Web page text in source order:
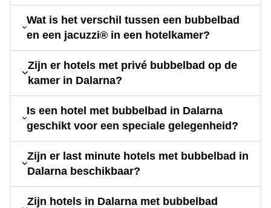
Wat is het verschil tussen een bubbelbad
en een jacuzzi® in een hotelkamer?
Zijn er hotels met privé bubbelbad op de
kamer in Dalarna?
Is een hotel met bubbelbad in Dalarna
geschikt voor een speciale gelegenheid?
Zijn er last minute hotels met bubbelbad in
Dalarna beschikbaar?
Zijn hotels in Dalarna met bubbelbad